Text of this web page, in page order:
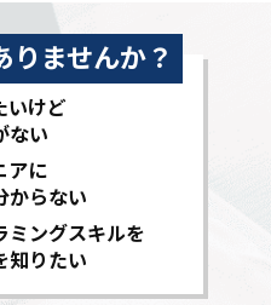
りませんか？
いけど
ない
アに
からない
ミングスキルを
知りたい